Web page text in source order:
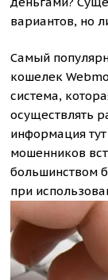
вариантов, но
Самый
кошелек
система,
осуществлять
информация
мошенников
большинством
при